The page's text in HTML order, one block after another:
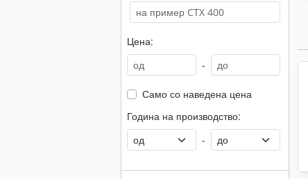
Цена:
-
Само со наведена цена
Година на производство:
-